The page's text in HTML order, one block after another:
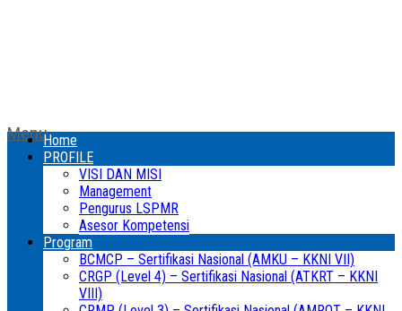
MenuHome
PROFILE
VISI DAN MISI
Management
Pengurus LSPMR
Asesor Kompetensi
Program
BCMCP – Sertifikasi Nasional (AMKU – KKNI VII)
CRGP (Level 4) – Sertifikasi Nasional (ATKRT – KKNI
VIII)